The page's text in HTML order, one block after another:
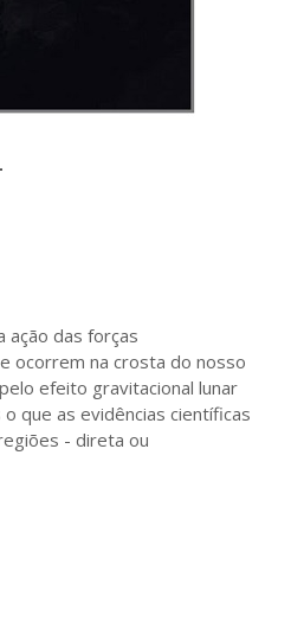
das forças
ocorrem na crosta do nosso
efeito gravitacional lunar
que as evidências científicas
- direta ou